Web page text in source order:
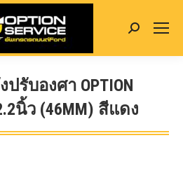
Search:
รับองศา OPTION
นิ้ว (46MM) สีแดง
You are here: